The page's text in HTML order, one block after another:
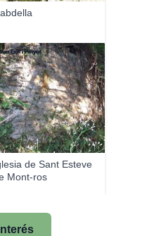
de Sant Esteve
Mont-ros
Erill i Pinyot